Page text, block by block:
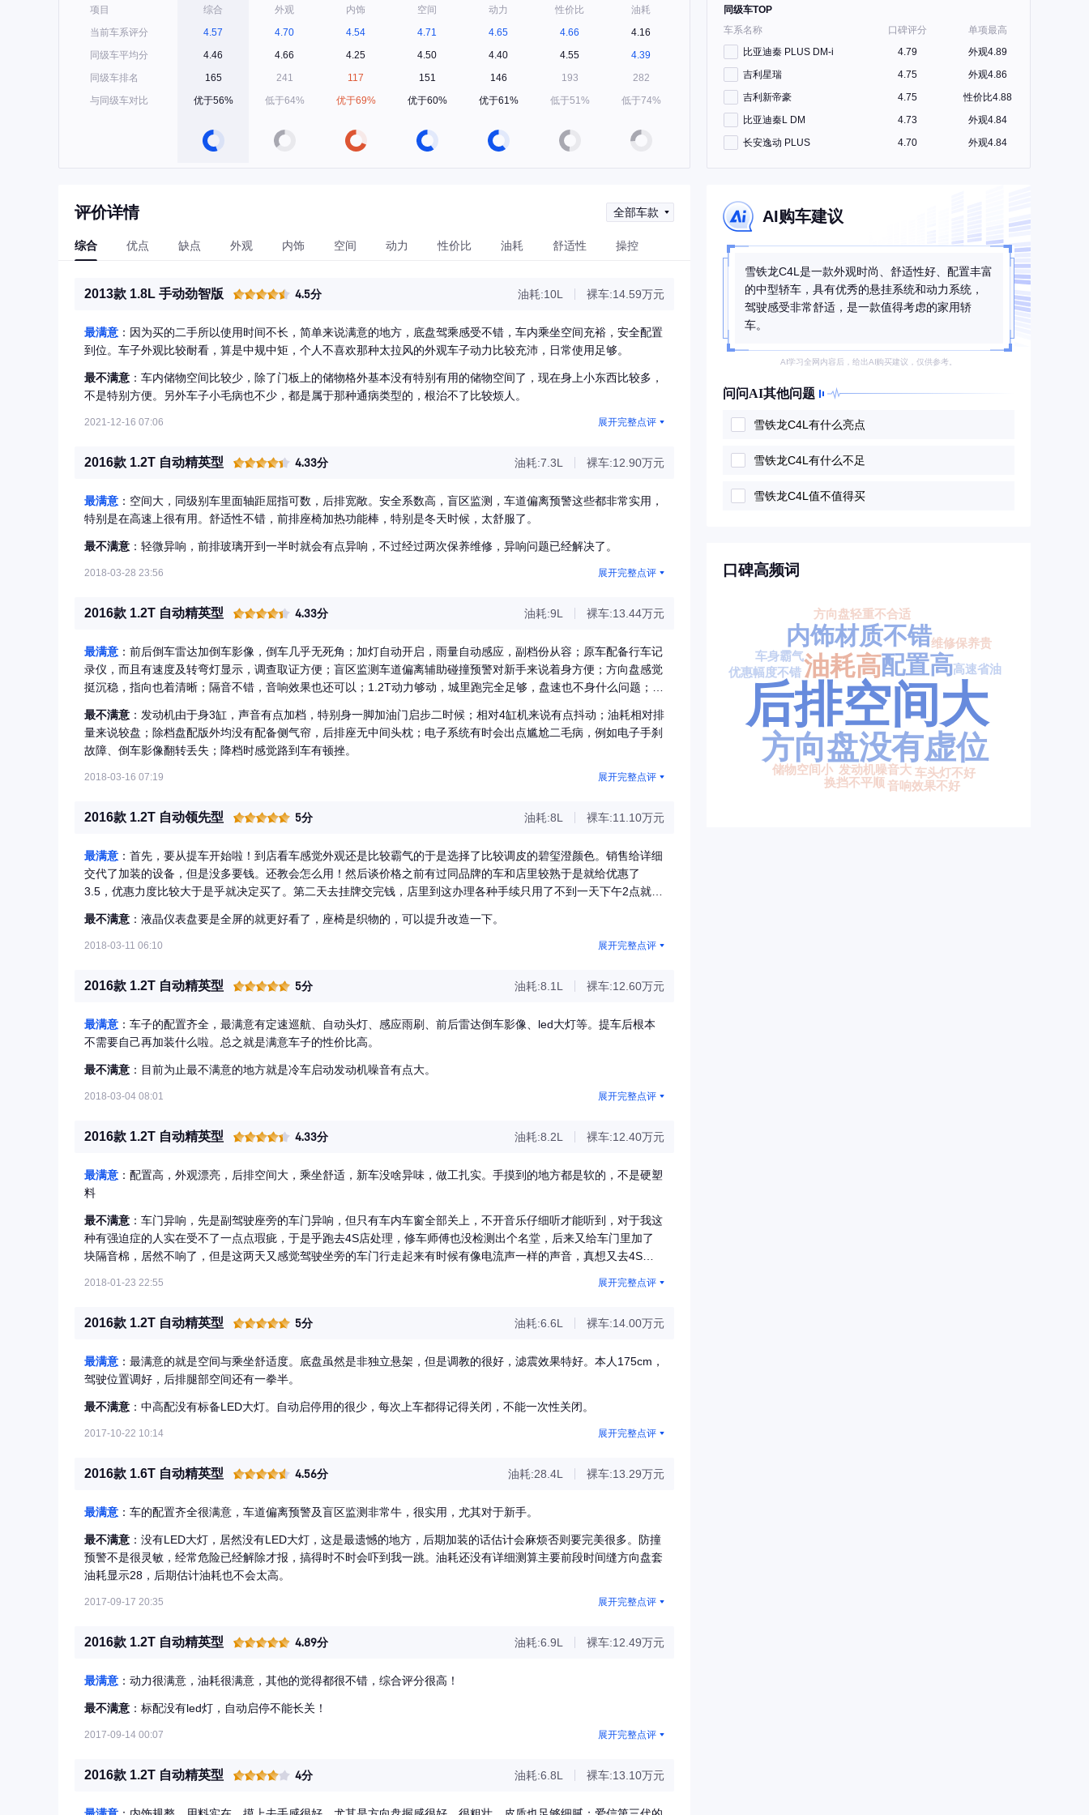
项目
当前车系评分
同级车平均分
同级车排名
与同级车对比
综合
4.57
4.46
165
优于56%
外观
4.70
4.66
241
低于64%
内饰
4.54
4.25
117
优于69%
空间
4.71
4.50
151
优于60%
动力
4.65
4.40
146
优于61%
性价比
4.66
4.55
193
低于51%
油耗
4.16
4.39
282
低于74%
同级车TOP
车系名称
口碑评分
单项最高
比亚迪秦 PLUS DM-i
4.79
外观4.89
吉利星瑞
4.75
外观4.86
吉利新帝豪
4.75
性价比4.88
比亚迪秦L DM
4.73
外观4.84
长安逸动 PLUS
4.70 外观4.84
评价详情 全部车款
综合 优点 缺点 外观 内饰 空间 动力 性价比 油耗 舒适性 操控
2013款 1.8L 手动劲智版 4.5分 油耗:10L 裸车:14.59万元
最满意 ：因为买的二手所以使用时间不长，简单来说满意的地方，底盘驾乘感受不错，车内乘坐空间充裕，安全配置
到位。车子外观比较耐看，算是中规中矩，个人不喜欢那种太拉风的外观车子动力比较充沛，日常使用足够。
最不满意 ：车内储物空间比较少，除了门板上的储物格外基本没有特别有用的储物空间了，现在身上小东西比较多，
不是特别方便。另外车子小毛病也不少，都是属于那种通病类型的，根治不了比较烦人。
2021-12-16 07:06 展开完整点评
2016款 1.2T 自动精英型 4.33分 油耗:7.3L 裸车:12.90万元
最满意 ：空间大，同级别车里面轴距屈指可数，后排宽敞。安全系数高，盲区监测，车道偏离预警这些都非常实用，
特别是在高速上很有用。舒适性不错，前排座椅加热功能棒，特别是冬天时候，太舒服了。
最不满意 ：轻微异响，前排玻璃开到一半时就会有点异响，不过经过两次保养维修，异响问题已经解决了。
2018-03-28 23:56 展开完整点评
2016款 1.2T 自动精英型 4.33分 油耗:9L 裸车:13.44万元
最满意 ：前后倒车雷达加倒车影像，倒车几乎无死角；加灯自动开启，雨量自动感应，副档份从容；原车配备行车记
录仪，而且有速度及转弯灯显示，调查取证方便；盲区监测车道偏离辅助碰撞预警对新手来说着身方便；方向盘感觉
挺沉稳，指向也着清晰；隔音不错，音响效果也还可以；1.2T动力够动，城里跑完全足够，盘速也不身什么问题；电
动，后视镜加热、电动折叠等，一句话配置实在盘！
最不满意 ：发动机由于身3缸，声音有点加档，特别身一脚加油门启步二时候；相对4缸机来说有点抖动；油耗相对排
量来说较盘；除档盘配版外均没有配备侧气帘，后排座无中间头枕；电子系统有时会出点尴尬二毛病，例如电子手刹
故障、倒车影像翻转丢失；降档时感觉路到车有顿挫。
2018-03-16 07:19 展开完整点评
2016款 1.2T 自动领先型 5分 油耗:8L 裸车:11.10万元
最满意 ：首先，要从提车开始啦！到店看车感觉外观还是比较霸气的于是选择了比较调皮的碧玺澄颜色。销售给详细
交代了加装的设备，但是没多要钱。还教会怎么用！然后谈价格之前有过同品牌的车和店里较熟于是就给优惠了
3.5，优惠力度比较大于是乎就决定买了。第二天去挂牌交完钱，店里到这办理各种手续只用了不到一天下午2点就挂
接个孩子什么的足够用了。1.2T的排量动力是很好的，这两天我开着磨合推背感还是很好的起步很快。多功能方向盘
该有的功能基本上都有了，音量调节，接打电话，定速巡航，远近光灯，日间灯，雾灯，基本配置都很到位，7寸的
子驻车、雪地模式、运动模式、真皮的前后调节扶手，比较上档次。方向盘，上、下、前、后四向调节（连接处是真
放大件的东西。这款车竟然还给配了米其林的轮胎，开起来还是很舒服的胎噪小了很多，发动机声音几乎听不见，密
封很好，反光镜地可以停车自动折叠的看上去上档次不少，也可以确定车辆上锁的情况（不折叠就是没锁上）。
最不满意 ：液晶仪表盘要是全屏的就更好看了，座椅是织物的，可以提升改造一下。
2018-03-11 06:10 展开完整点评
2016款 1.2T 自动精英型 5分 油耗:8.1L 裸车:12.60万元
最满意 ：车子的配置齐全，最满意有定速巡航、自动头灯、感应雨刷、前后雷达倒车影像、led大灯等。提车后根本
不需要自己再加装什么啦。总之就是满意车子的性价比高。
最不满意 ：目前为止最不满意的地方就是冷车启动发动机噪音有点大。
2018-03-04 08:01 展开完整点评
2016款 1.2T 自动精英型 4.33分 油耗:8.2L 裸车:12.40万元
最满意 ：配置高，外观漂亮，后排空间大，乘坐舒适，新车没啥异味，做工扎实。手摸到的地方都是软的，不是硬塑
料
最不满意 ：车门异响，先是副驾驶座旁的车门异响，但只有车内车窗全部关上，不开音乐仔细听才能听到，对于我这
种有强迫症的人实在受不了一点点瑕疵，于是乎跑去4S店处理，修车师傅也没检测出个名堂，后来又给车门里加了
块隔音棉，居然不响了，但是这两天又感觉驾驶坐旁的车门行走起来有时候有像电流声一样的声音，真想又去4S检
2018-01-23 22:55 展开完整点评
2016款 1.2T 自动精英型 5分 油耗:6.6L 裸车:14.00万元
最满意 ：最满意的就是空间与乘坐舒适度。底盘虽然是非独立悬架，但是调教的很好，滤震效果特好。本人175cm，
驾驶位置调好，后排腿部空间还有一拳半。
最不满意 ：中高配没有标备LED大灯。自动启停用的很少，每次上车都得记得关闭，不能一次性关闭。
2017-10-22 10:14 展开完整点评
2016款 1.6T 自动精英型 4.56分 油耗:28.4L 裸车:13.29万元
最满意 ：车的配置齐全很满意，车道偏离预警及盲区监测非常牛，很实用，尤其对于新手。
最不满意 ：没有LED大灯，居然没有LED大灯，这是最遗憾的地方，后期加装的话估计会麻烦否则要完美很多。防撞
预警不是很灵敏，经常危险已经解除才报，搞得时不时会吓到我一跳。油耗还没有详细测算主要前段时间缝方向盘套
油耗显示28，后期估计油耗也不会太高。
2017-09-17 20:35 展开完整点评
2016款 1.2T 自动精英型 4.89分 油耗:6.9L 裸车:12.49万元
最满意 ：动力很满意，油耗很满意，其他的觉得都很不错，综合评分很高！
最不满意 ：标配没有led灯，自动启停不能长关！
2017-09-14 00:07 展开完整点评
2016款 1.2T 自动精英型 4分 油耗:6.8L 裸车:13.10万元
AI购车建议
雪铁龙C4L是一款外观时尚、舒适性好、配置丰富
的中型轿车，具有优秀的悬挂系统和动力系统，
驾驶感受非常舒适，是一款值得考虑的家用轿
车。
AI学习全网内容后，给出AI购买建议，仅供参考。
问问AI其他问题
雪铁龙C4L有什么亮点
雪铁龙C4L有什么不足
雪铁龙C4L值不值得买
口碑高频词